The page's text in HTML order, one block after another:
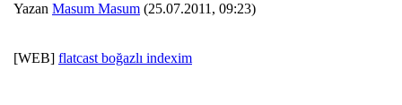
Yazan Masum Masum (25.07.2011, 09:23)
[WEB] flatcast boğazlı indexim